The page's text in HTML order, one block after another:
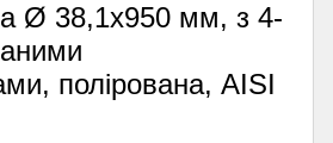
Ø 38,1х950 мм, з 4-
полірована, AISI